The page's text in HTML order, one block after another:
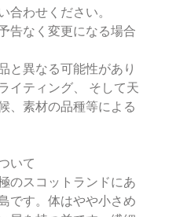
合わせください。
告なく変更になる場合
と異なる可能性があり
イティング、 そして天
、素材の品種等による
いて
のスコットランドにあ
です。体はやや小さめ